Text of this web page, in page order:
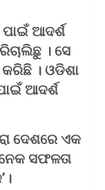
ଆଦର୍ଶ
। ସେ
। ଓଡିଶା
ଆଦର୍ଶ
ଦେଶରେ ଏକ
ସଫଳତା